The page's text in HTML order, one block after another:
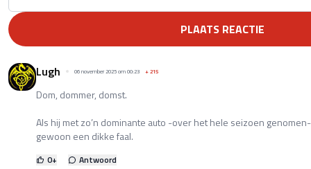
PLAATS REACTIE
Lugh 06 november 2025 om 00:23 +215
Dom, dommer, domst.
Als hij met zo’n dominante auto -over het hele seizoen
gewoon een dikke faal.
0+ Antwoord